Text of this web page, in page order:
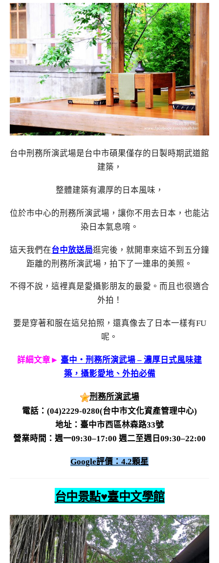
台中刑務所演武場是台中市碩果僅存的日製時期武道館
建築，
整體建築有濃厚的日本風味，
位於市中心的刑務所演武場，讓你不用去日本，也能沾
染日本氣息唷。
這天我們在台中放送局逛完後，就開車來這不到五分鐘
距離的刑務所演武場，拍下了一連串的美照。
不得不說，這裡真是愛攝影朋友的最愛。而且也很適合
外拍！
要是穿著和服在這兒拍照，還真像去了日本一樣有FU
呢。
詳細文章► 臺中‧刑務所演武場 – 濃厚日式風味建
築，攝影愛地、外拍必備
刑務所演武場
電話：(04)2229-0280(台中市文化資產管理中心)
地址：臺中市西區林森路33號
營業時間：週一09:30–17:00 週二至週日09:30–22:00
Google評價：4.2顆星
台中景點♥臺中文學館